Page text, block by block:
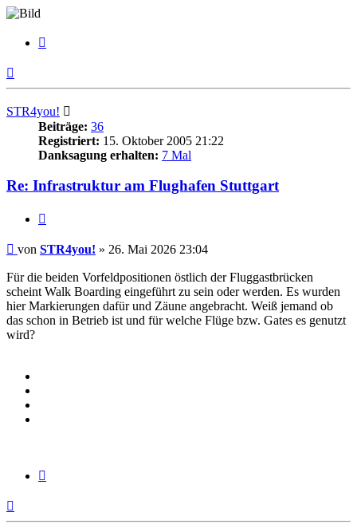
STR4you!
Beiträge: 36
Registriert: 15. Oktober 2005 21:22
Danksagung erhalten: 7 Mal
Re: Infrastruktur am Flughafen Stuttgart
Beitrag
von STR4you! » 26. Mai 2026 23:04
Für die beiden Vorfeldpositionen östlich der Fluggastbrücken
scheint Walk Boarding eingeführt zu sein oder werden. Es wurden
hier Markierungen dafür und Zäune angebracht. Weiß jemand ob
das schon in Betrieb ist und für welche Flüge bzw. Gates es genutzt
wird?